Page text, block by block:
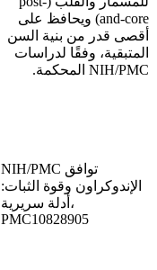
and-core) ويحافظ على
أقصى قدر من بنية السن
المتبقية، وفقًا لدراسات
NIH/PMC المحكمة.
NIH/PMC توافق
الإندوكراون وقوة الثبات:
أدلة سريرية،
PMC10828905